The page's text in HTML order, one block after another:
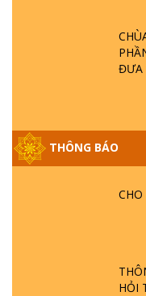
ĐƯA
THÔNG BÁO
HỎI
GIẢI
PHẬT
HỘI
PHẬT
TTTD